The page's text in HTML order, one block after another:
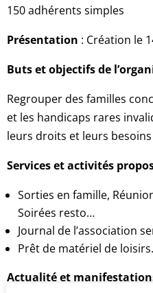
150 adhérents simples
Présentation : Création le
Buts et objectifs de
Regrouper des familles
et les handicaps rares
leurs droits et leurs
Services et activités
Sorties en famille,
Soirées resto…
Journal de l’association
Prêt de matériel de loisirs.
Actualité et